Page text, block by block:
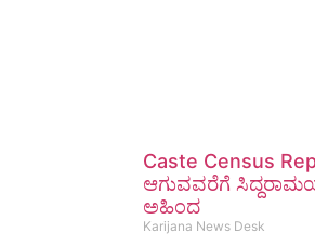
Caste Census
ಆಗುವವರೆಗೆ
ಅಹಿಂದ
Karijana News Desk